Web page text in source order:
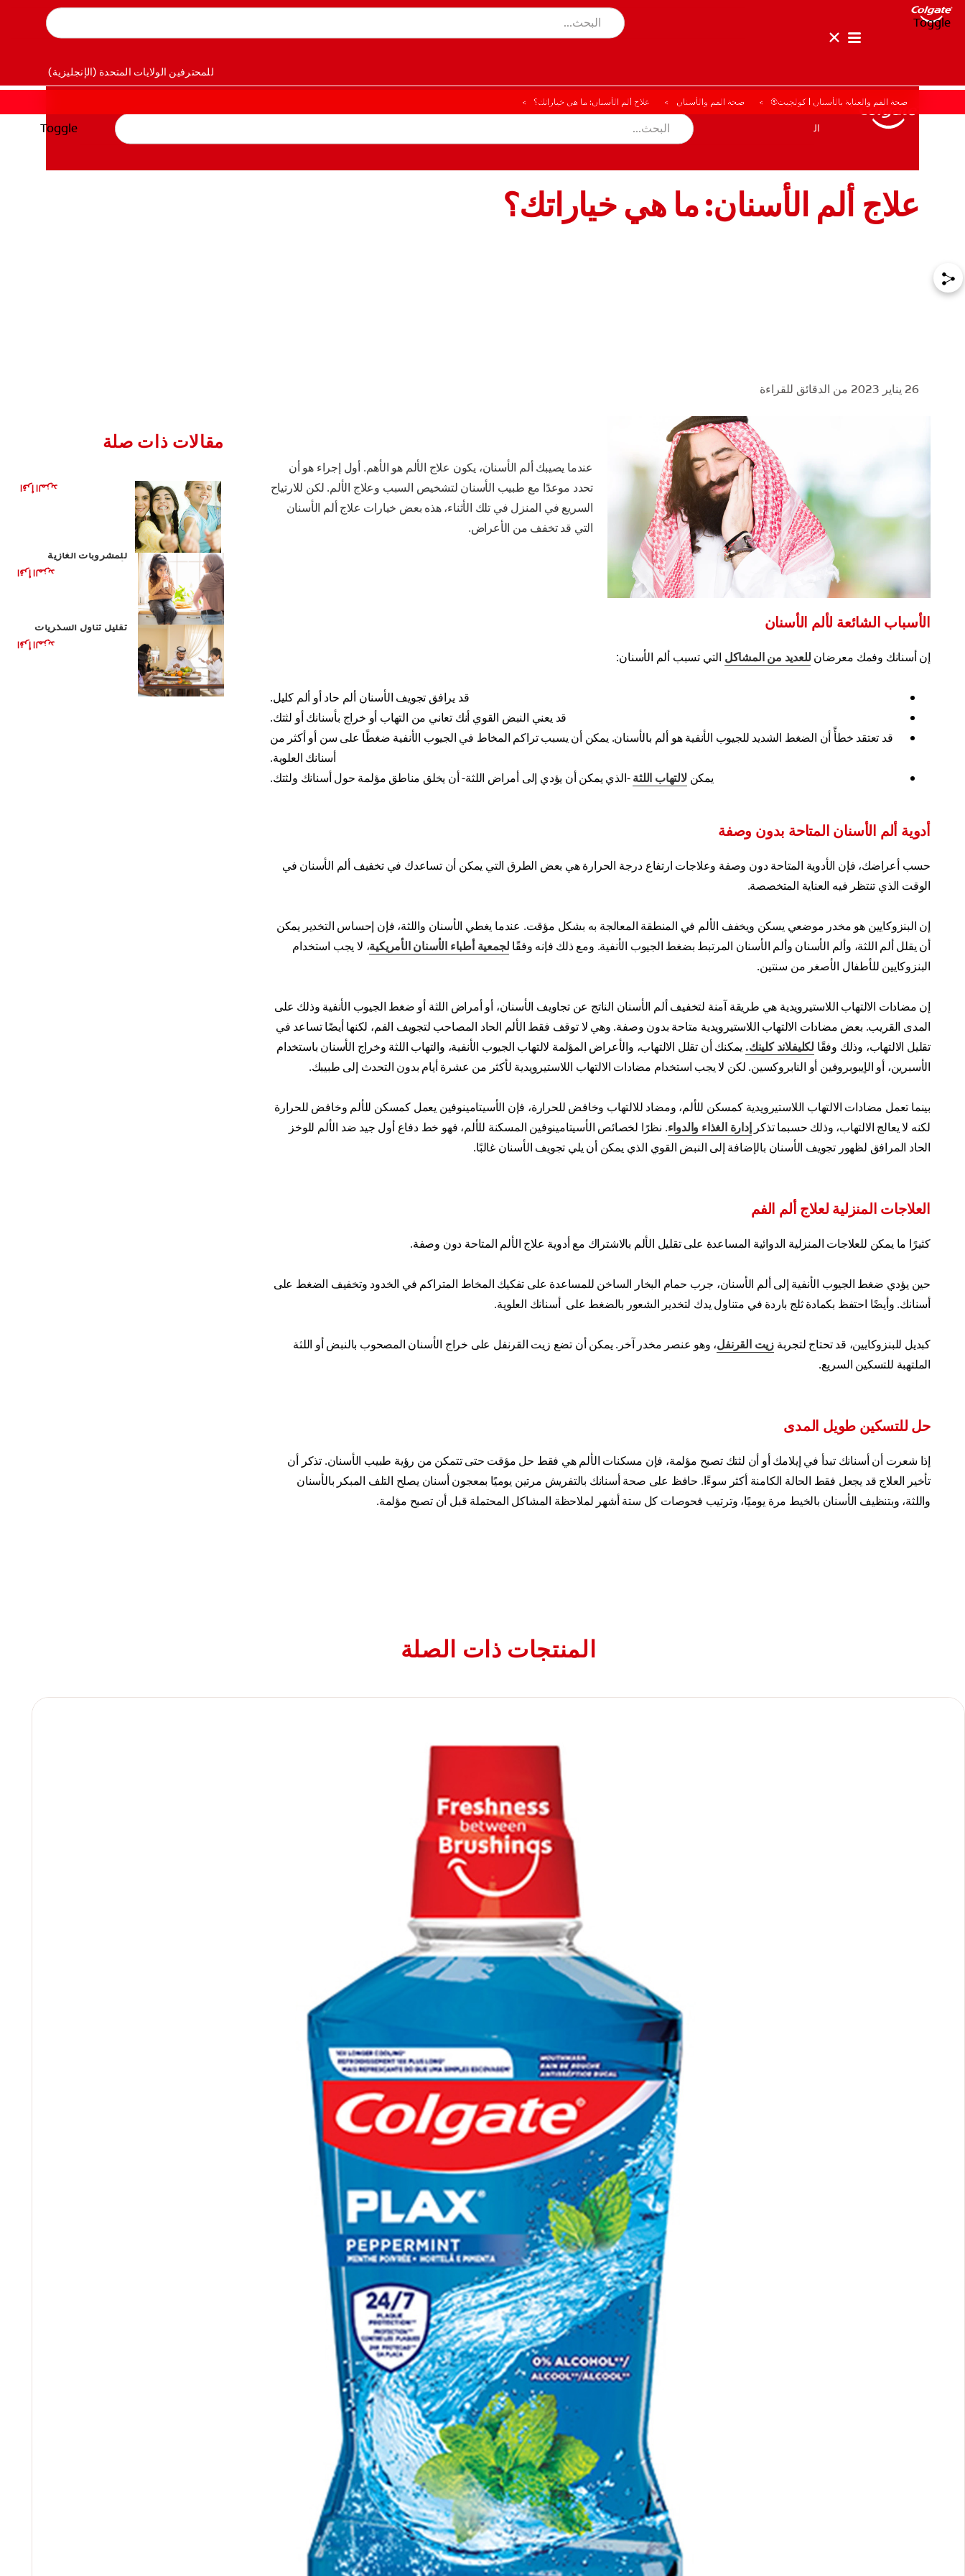
Toggle
المنتجات صحة الفم والأسنان المهمة
للمحترفين الولايات المتحدة (الإنجليزية)
للمحترفين الولايات المتحدة (الإنجليزية)
المنتجات المهمة Toggle
صحة الفم والعناية بالأسنان | كولجيت® صحة الفم والأسنان علاج ألم الأسنان: ما هي خياراتك؟
علاج ألم الأسنان: ما هي خياراتك؟
26 يناير 2023 من الدقائق للقراءة
عندما يصيبك ألم الأسنان، يكون علاج الألم هو الأهم. أول إجراء هو أن
تحدد موعدًا مع طبيب الأسنان لتشخيص السبب وعلاج الألم. لكن للارتياح
السريع في المنزل في تلك الأثناء، هذه بعض خيارات علاج ألم الأسنان
التي قد تخفف من الأعراض.
الأسباب الشائعة لألم الأسنان
إن أسنانك وفمك معرضان للعديد من المشاكل التي تسبب ألم الأسنان:
قد يرافق تجويف الأسنان ألم حاد أو ألم كليل.
قد يعني النبض القوي أنك تعاني من التهاب أو خراج بأسنانك أو لثتك.
قد تعتقد خطأً أن الضغط الشديد للجيوب الأنفية هو ألم بالأسنان. يمكن أن يسبب تراكم المخاط في الجيوب الأنفية ضغطًا على سن أو أكثر من
أسنانك العلوية.
يمكنلالتهاب اللثة-الذي يمكن أن يؤدي إلى أمراض اللثة- أن يخلق مناطق مؤلمة حول أسنانك ولثتك.
أدوية ألم الأسنان المتاحة بدون وصفة
حسب أعراضك، فإن الأدوية المتاحة دون وصفة وعلاجات ارتفاع درجة الحرارة هي بعض الطرق التي يمكن أن تساعدك في تخفيف ألم الأسنان في
الوقت الذي تنتظر فيه العناية المتخصصة.
إن البنزوكايين هو مخدر موضعي يسكن ويخفف الألم في المنطقة المعالجة به بشكل مؤقت. عندما يغطي الأسنان واللثة، فإن إحساس التخدير يمكن
أن يقلل ألم اللثة، وألم الأسنان وألم الأسنان المرتبط بضغط الجيوب الأنفية. ومع ذلك فإنه وفقًا لجمعية أطباء الأسنان الأمريكية، لا يجب استخدام
البنزوكايين للأطفال الأصغر من سنتين.
إن مضادات الالتهاب اللاستيرويدية هي طريقة آمنة لتخفيف ألم الأسنان الناتج عن تجاويف الأسنان، أو أمراض اللثة أو ضغط الجيوب الأنفية وذلك على
المدى القريب. بعض مضادات الالتهاب اللاستيرويدية متاحة بدون وصفة. وهي لا توقف فقط الألم الحاد المصاحب لتجويف الفم، لكنها أيضًا تساعد في
تقليل الالتهاب، وذلك وفقًا لكليفلاند كلينك. يمكنك أن تقلل الالتهاب، والأعراض المؤلمة لالتهاب الجيوب الأنفية، والتهاب اللثة وخراج الأسنان باستخدام
الأسبرين، أو الإيبوبروفين أو النابروكسين. لكن لا يجب استخدام مضادات الالتهاب اللاستيرويدية لأكثر من عشرة أيام بدون التحدث إلى طبيبك.
بينما تعمل مضادات الالتهاب اللاستيرويدية كمسكن للألم، ومضاد للالتهاب وخافض للحرارة، فإن الأسيتامينوفين يعمل كمسكن للألم وخافض للحرارة
لكنه لا يعالج الالتهاب، وذلك حسبما تذكرإدارة الغذاء والدواء. نظرًا لخصائص الأسيتامينوفين المسكنة للألم، فهو خط دفاع أول جيد ضد الألم للوخز
الحاد المرافق لظهور تجويف الأسنان بالإضافة إلى النبض القوي الذي يمكن أن يلي تجويف الأسنان غالبًا.
العلاجات المنزلية لعلاج ألم الفم
كثيرًا ما يمكن للعلاجات المنزلية الدوائية المساعدة على تقليل الألم بالاشتراك مع أدوية علاج الألم المتاحة دون وصفة.
حين يؤدي ضغط الجيوب الأنفية إلى ألم الأسنان، جرب حمام البخار الساخن للمساعدة على تفكيك المخاط المتراكم في الخدود وتخفيف الضغط على
أسنانك. وأيضًا احتفظ بكمادة ثلج باردة في متناول يدك لتخدير الشعور بالضغط على أسنانك العلوية.
كبديل للبنزوكايين، قد تحتاج لتجربة زيت القرنفل، وهو عنصر مخدر آخر. يمكن أن تضع زيت القرنفل على خراج الأسنان المصحوب بالنبض أو اللثة
الملتهبة للتسكين السريع.
حل للتسكين طويل المدى
إذا شعرت أن أسنانك تبدأ في إيلامك أو أن لثتك تصبح مؤلمة، فإن مسكنات الألم هي فقط حل مؤقت حتى تتمكن من رؤية طبيب الأسنان. تذكر أن
تأخير العلاج قد يجعل فقط الحالة الكامنة أكثر سوءًا. حافظ على صحة أسنانك بالتفريش مرتين يوميًا بمعجون أسنان يصلح التلف المبكر بالأسنان
واللثة، وبتنظيف الأسنان بالخيط مرة يوميًا، وترتيب فحوصات كل ستة أشهر لملاحظة المشاكل المحتملة قبل أن تصبح مؤلمة.
مقالات ذات صلة
اقرأ المزيد
للمشروبات الغازية
اقرأ المزيد
تقليل تناول السكريات
اقرأ المزيد
المنتجات ذات الصلة